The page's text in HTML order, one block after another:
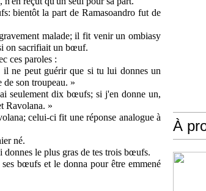
bientôt la part de Ramasoandro fut de
gravement malade; il fit venir unombiasy
on sacrifiait un bœuf.
ces paroles :
il ne peut guérir que si tu lui donnesun
de son troupeau. »
seulement dix bœufs; si j'en donneun,
Ravolana. »
celui-ci fit une réponse analogue à
né.
donnes le plus gras de tes trois bœufs.
bœufs et le donna pour être emmené
À